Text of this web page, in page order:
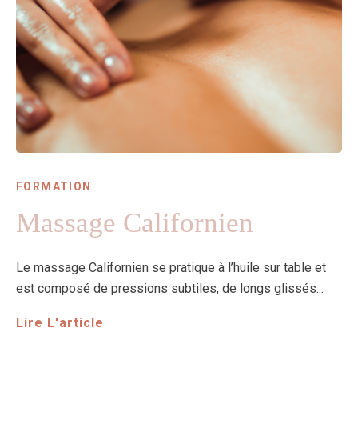
FORMATION
Massage Californien
Le massage Californien se pratique à l’huile sur table et
est composé de pressions subtiles, de longs glissés...
Lire L'article